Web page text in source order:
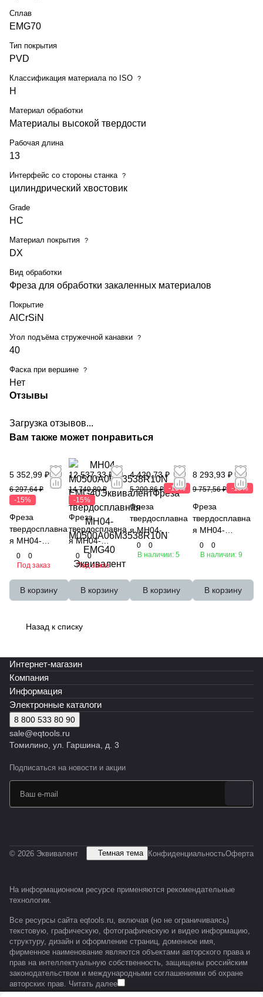
Сплав
EMG70
Тип покрытия
PVD
Классификация материала по ISO ?
H
Материал обработки
Материалы высокой твердости
Рабочая длина
13
Интерфейс со стороны станка ?
цилиндрический хвостовик
Grade
HC
Материал покрытия ?
DX
Вид обработки
Фреза для обработки закаленных материалов
Покрытие
AlCrSiN
Угол подъёма стружечной канавки ?
40
Фаска при вершине ?
Нет
Отзывы
Загрузка отзывов...
Вам также может понравиться
5 352,99 ₽
6 297,64 ₽
-15%
Фреза
твердосплавна
я MH04-
H0500A05M40
R10N EMG70
0
0
Под заказ
В корзину
12 537,33 ₽
14 749,80 ₽
-15%
Фреза
твердосплавна
я MH04-
M0500A06M35
38R10N EMG40
0
0
Под заказ
В корзину
4 420,73 ₽
5 200,86 ₽ -15%
Фреза
твердосплавна
я MH04-
MS0500A06M41
43R10N EMG40
0
0
В наличии: 5
В корзину
8 293,93 ₽
9 757,56 ₽ -15%
Фреза
твердосплавна
я MH04-
S0500A06M383
9R10N EMG40
0
0
В наличии: 9
В корзину
Назад к списку
Интернет-магазин
Компания
Информация
Электронные каталоги
8 800 533 80 90
sale@eqtools.ru
Томилино, ул. Гаршина, д. 3
Подписаться на новости и акции
© 2026 Эквивалент Темная тема КонфиденциальностьОферта
На информационном ресурсе применяются рекомендательные
технологии.
Все ресурсы сайта eqtools.ru, включая (но не ограничиваясь)
текстовую, графическую, фотографическую и видео информацию,
структуру, дизайн и оформление страниц, доменное имя,
фирменное наименование являются объектами авторского права и
прав на интеллектуальную собственность, защищены российским
законодательством и международными соглашениями об охране
авторских прав. Читать далее